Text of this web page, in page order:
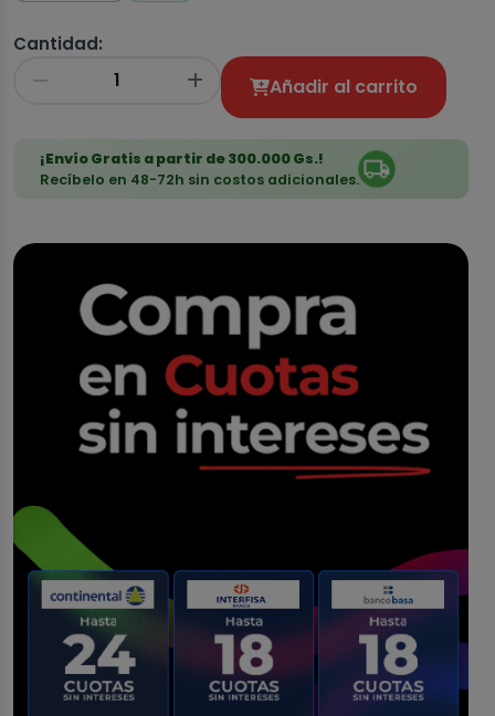
Cantidad:
Añadir al carrito
¡Envío Gratis a partir de 300.000 Gs.!
Recíbelo en 48-72h sin costos adicionales.